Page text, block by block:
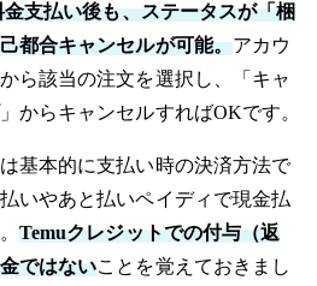
支払い後も、ステータスが「梱
都合キャンセルが可能。アカウ
ら該当の注文を選択し、「キャ
からキャンセルすればOKです。
基本的に支払い時の決済方法で
いやあと払いペイディで現金払
Temuクレジットでの付与（返
ではないことを覚えておきまし